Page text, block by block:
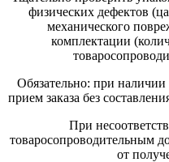
физических дефектов
механического
комплектации
Обязательно: при
прием заказа без
При
товаросопроводительным
от